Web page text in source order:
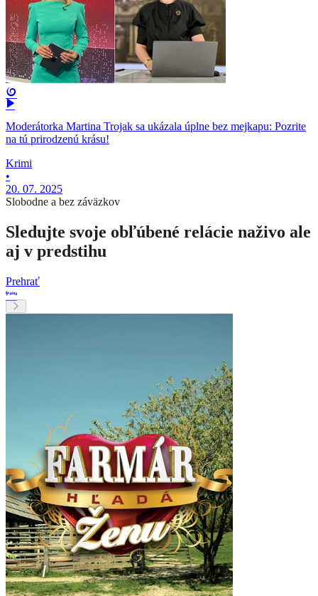
Moderátorka Martina Trojak sa ukázala úplne bez mejkapu: Pozrite
na tú prirodzenú krásu!
Krimi
•
20. 07. 2025
Slobodne a bez záväzkov
Sledujte svoje obľúbené relácie naživo ale
aj v predstihu
Prehrať